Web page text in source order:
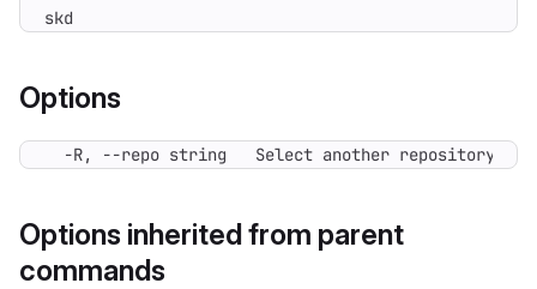
skd
Options
-R, --repo string   Select another repository.
Options inherited from parent
commands